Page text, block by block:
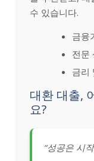
수 있습니다.
금융
전문
금리
대환 대출,
요?
“성공은 시